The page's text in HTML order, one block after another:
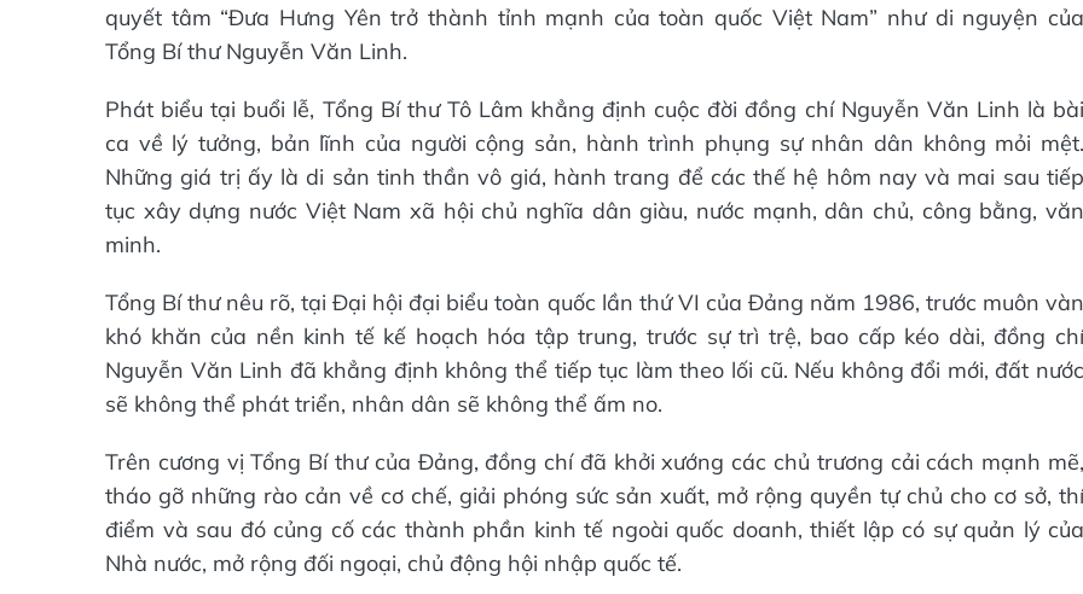
quyết tâm “Đưa Hưng Yên trở thành tỉnh mạnh của toàn quốc Việt Nam” như di nguyện của
Tổng Bí thư Nguyễn Văn Linh.
Phát biểu tại buổi lễ, Tổng Bí thư Tô Lâm khẳng định cuộc đời đồng chí Nguyễn Văn Linh là bài
ca về lý tưởng, bản lĩnh của người cộng sản, hành trình phụng sự nhân dân không mỏi mệt.
Những giá trị ấy là di sản tinh thần vô giá, hành trang để các thế hệ hôm nay và mai sau tiếp
tục xây dựng nước Việt Nam xã hội chủ nghĩa dân giàu, nước mạnh, dân chủ, công bằng, văn
minh.
Tổng Bí thư nêu rõ, tại Đại hội đại biểu toàn quốc lần thứ VI của Đảng năm 1986, trước muôn vàn
khó khăn của nền kinh tế kế hoạch hóa tập trung, trước sự trì trệ, bao cấp kéo dài, đồng chí
Nguyễn Văn Linh đã khẳng định không thể tiếp tục làm theo lối cũ. Nếu không đổi mới, đất nước
sẽ không thể phát triển, nhân dân sẽ không thể ấm no.
Trên cương vị Tổng Bí thư của Đảng, đồng chí đã khởi xướng các chủ trương cải cách mạnh mẽ,
tháo gỡ những rào cản về cơ chế, giải phóng sức sản xuất, mở rộng quyền tự chủ cho cơ sở, thí
điểm và sau đó củng cố các thành phần kinh tế ngoài quốc doanh, thiết lập có sự quản lý của
Nhà nước, mở rộng đối ngoại, chủ động hội nhập quốc tế.